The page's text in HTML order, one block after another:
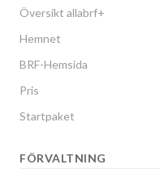
Översikt allabrf+
Hemnet
BRF-Hemsida
Pris
Startpaket
FÖRVALTNING